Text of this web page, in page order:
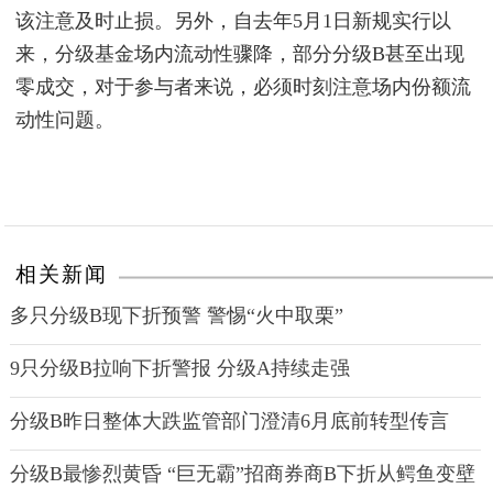
该注意及时止损。另外，自去年5月1日新规实行以
来，分级基金场内流动性骤降，部分分级B甚至出现
零成交，对于参与者来说，必须时刻注意场内份额流
动性问题。
相关新闻
多只分级B现下折预警 警惕“火中取栗”
9只分级B拉响下折警报 分级A持续走强
分级B昨日整体大跌监管部门澄清6月底前转型传言
分级B最惨烈黄昏 “巨无霸”招商券商B下折从鳄鱼变壁